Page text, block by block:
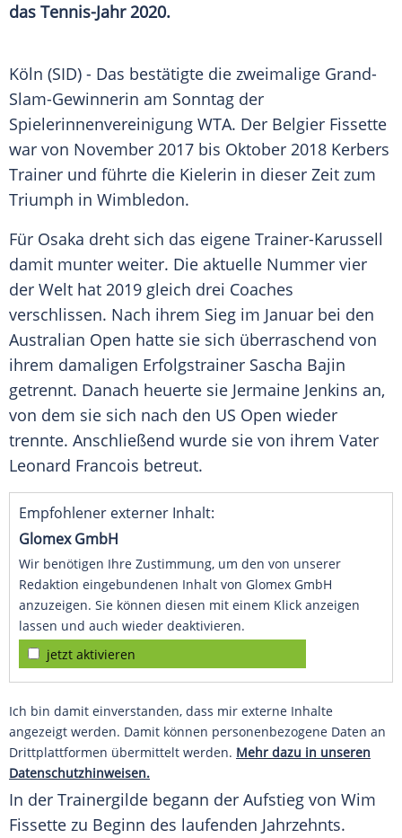
das Tennis-Jahr 2020.
Köln (SID) - Das bestätigte die zweimalige Grand-
Slam-Gewinnerin am Sonntag der
Spielerinnenvereinigung WTA. Der Belgier Fissette
war von November 2017 bis Oktober 2018 Kerbers
Trainer und führte die Kielerin in dieser Zeit zum
Triumph in Wimbledon.
Für Osaka dreht sich das eigene Trainer-Karussell
damit munter weiter. Die aktuelle Nummer vier
der Welt hat 2019 gleich drei Coaches
verschlissen. Nach ihrem Sieg im Januar bei den
Australian Open hatte sie sich überraschend von
ihrem damaligen Erfolgstrainer Sascha Bajin
getrennt. Danach heuerte sie Jermaine Jenkins an,
von dem sie sich nach den US Open wieder
trennte. Anschließend wurde sie von ihrem Vater
Leonard Francois betreut.
Empfohlener externer Inhalt:
Glomex GmbH
Wir benötigen Ihre Zustimmung, um den von unserer
Redaktion eingebundenen Inhalt von Glomex GmbH
anzuzeigen. Sie können diesen mit einem Klick anzeigen
lassen und auch wieder deaktivieren.
jetzt aktivieren
Ich bin damit einverstanden, dass mir externe Inhalte
angezeigt werden. Damit können personenbezogene Daten an
Drittplattformen übermittelt werden. Mehr dazu in unseren
Datenschutzhinweisen.
In der Trainergilde begann der Aufstieg von Wim
Fissette zu Beginn des laufenden Jahrzehnts.